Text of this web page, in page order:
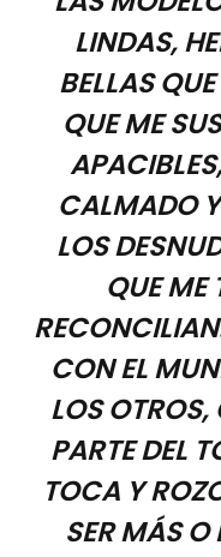
LINDAS,
BELLAS
QUE ME
CALMADO
LOS
QUE ME
CON EL
LOS
PARTE DEL
TOCA Y
SER MÁS